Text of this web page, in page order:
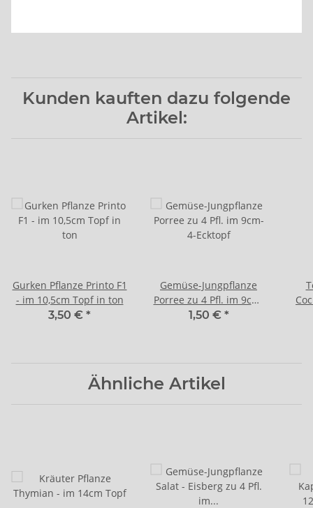
Kunden kauften dazu folgende
Artikel:
Gurken Pflanze Printo F1
- im 10,5cm Topf in ton
3,50 € *
Gemüse-Jungpflanze
Porree zu 4 Pfl. im 9cm-
4-Ecktopf
1,50 € *
Ähnliche Artikel